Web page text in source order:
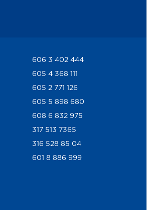
606 3 402 444
605 4 368 111
605 2 771 126
605 5 898 680
608 6 832 975
317 513 7365
316 528 85 04
601 8 886 999